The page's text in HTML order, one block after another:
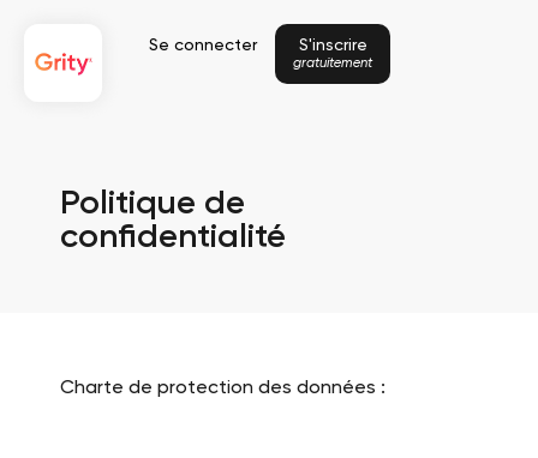
Se connecter S'inscrire
gratuitement
Politique de
confidentialité
Charte de protection des données :